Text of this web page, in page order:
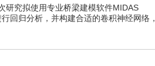
研究拟使用专业桥梁建模软件MIDAS
回归分析，并构建合适的卷积神经网络，